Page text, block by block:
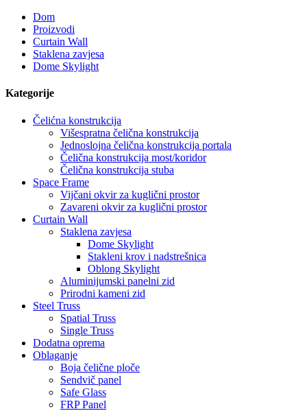
Dom
Proizvodi
Curtain Wall
Staklena zavjesa
Dome Skylight
Kategorije
Čelićna konstrukcija
Višespratna čelična konstrukcija
Jednoslojna čelična konstrukcija portala
Čelična konstrukcija most/koridor
Čelična konstrukcija stuba
Space Frame
Vijčani okvir za kuglični prostor
Zavareni okvir za kuglični prostor
Curtain Wall
Staklena zavjesa
Dome Skylight
Stakleni krov i nadstrešnica
Oblong Skylight
Aluminijumski panelni zid
Prirodni kameni zid
Steel Truss
Spatial Truss
Single Truss
Dodatna oprema
Oblaganje
Boja čelične ploče
Sendvič panel
Safe Glass
FRP Panel